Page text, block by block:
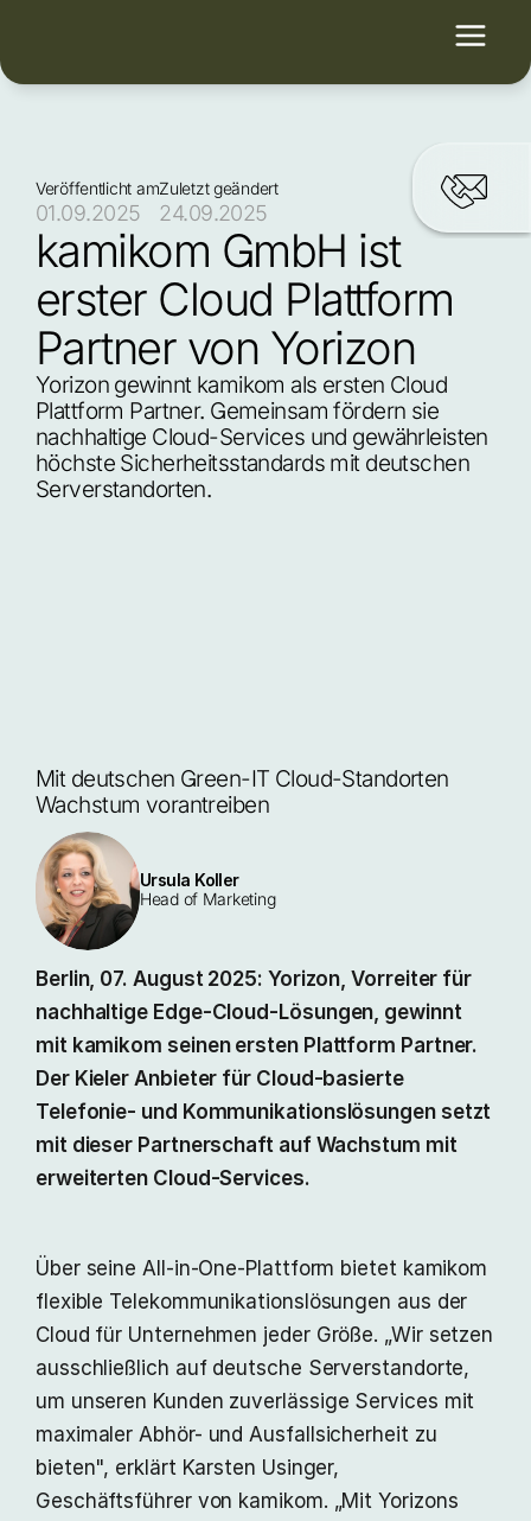
Veröffentlicht am
01.09.2025
Zuletzt geändert
24.09.2025
kamikom GmbH ist
erster Cloud Plattform
Partner von Yorizon
Yorizon gewinnt kamikom als ersten Cloud
Plattform Partner. Gemeinsam fördern sie
nachhaltige Cloud-Services und gewährleisten
höchste Sicherheitsstandards mit deutschen
Serverstandorten.
Mit deutschen Green-IT Cloud-Standorten
Wachstum vorantreiben
Ursula Koller
Head of Marketing
Berlin, 07. August 2025: Yorizon, Vorreiter für
nachhaltige Edge-Cloud-Lösungen, gewinnt
mit kamikom seinen ersten Plattform Partner.
Der Kieler Anbieter für Cloud-basierte
Telefonie- und Kommunikationslösungen setzt
mit dieser Partnerschaft auf Wachstum mit
erweiterten Cloud-Services.
Über seine All-in-One-Plattform bietet kamikom
flexible Telekommunikationslösungen aus der
Cloud für Unternehmen jeder Größe. „Wir setzen
ausschließlich auf deutsche Serverstandorte,
um unseren Kunden zuverlässige Services mit
maximaler Abhör- und Ausfallsicherheit zu
bieten", erklärt Karsten Usinger,
Geschäftsführer von kamikom. „Mit Yorizons